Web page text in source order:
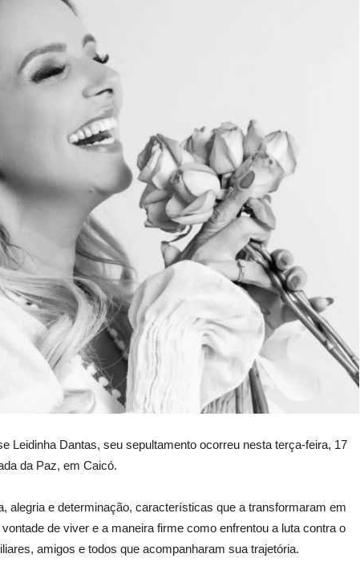
Leidinha Dantas, seu sepultamento ocorreu nesta terça-feira, 17
da Paz, em Caicó.
alegria e determinação, características que a transformaram em
de viver e a maneira firme como enfrentou a luta contra o
amigos e todos que acompanharam sua trajetória.